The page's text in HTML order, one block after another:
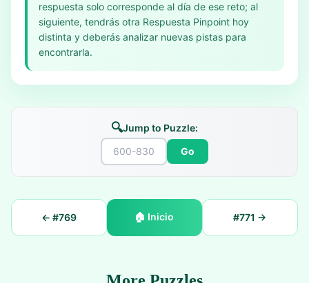
respuesta solo corresponde al día de ese reto; al
siguiente, tendrás otra Respuesta Pinpoint hoy
distinta y deberás analizar nuevas pistas para
encontrarla.
🔍Jump to Puzzle:
Go
← #769 🏠 Inicio #771 →